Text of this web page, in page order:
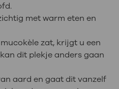
met warm eten en
zat, krijgt u een
dit plekje anders gaan
aard en gaat dit vanzelf